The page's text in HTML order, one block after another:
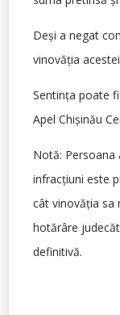
Deși a negat
vinovăția
Sentința poate
Apel Chișinău
Notă: Persoana
infracțiuni este
cât vinovăția sa
hotărâre
definitivă.